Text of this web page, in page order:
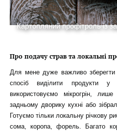
Картопляний профітроль із
Про подачу страв та локальні
Для мене дуже важливо зберегти
спосіб виділити продукти
використовуємо мікрогрін,
задньому дворику кухні або
Готуємо тільки локальну річкову
сома, коропа, форель. Багато